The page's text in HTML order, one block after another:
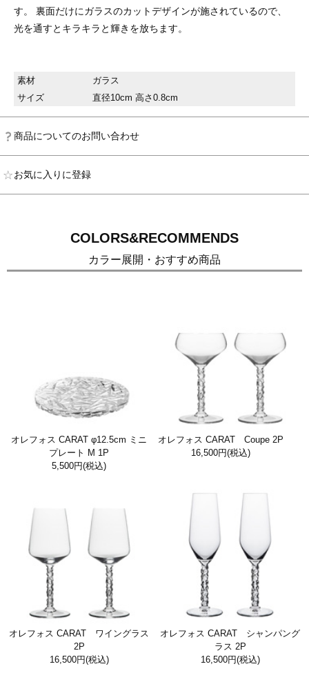
す。 裏面だけにガラスのカットデザインが施されているので、
光を通すとキラキラと輝きを放ちます。
素材
ガラス
サイズ
直径10cm 高さ0.8cm
商品についてのお問い合わせ
お気に入りに登録
COLORS&RECOMMENDS
カラー展開・おすすめ商品
オレフォス CARAT φ12.5cm ミニ
プレート M 1P
5,500円(税込)
オレフォス CARAT Coupe 2P
16,500円(税込)
オレフォス CARAT ワイングラス
2P
16,500円(税込)
オレフォス CARAT シャンパング
ラス 2P
16,500円(税込)